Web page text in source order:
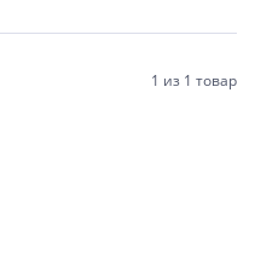
1 из 1 товар